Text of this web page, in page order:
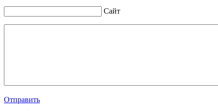
Сайт
Отправить